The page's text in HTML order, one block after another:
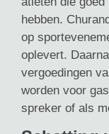
hebben.
op
oplevert.
vergoedingen
worden voor
spreker of als